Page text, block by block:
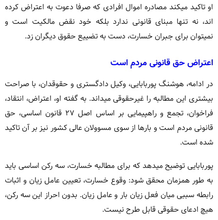
او تاکید میکند مصادره اموال افرادی که صرفا دعوت به اعتراض کرده
اند، نه تنها مبنای قانونی ندارد بلکه خود نقض مالکیت است و
نمیتوان برای جبران خسارت، دست به تضییع حقوق دیگران زد.
اعتراض حق قانونی مردم است
در ادامه، هوشنگ پوربابایی، وکیل دادگستری و حقوقدان، با صراحت
بیشتری این مطالبه را غیرحقوقی میداند. به گفته او، اعتراض، انتقاد،
فراخوان، تجمع و راهپیمایی بر اساس اصل ۲۷ قانون اساسی، حق
قانونی مردم است و بارها از سوی مسوولان عالی کشور نیز بر آن تاکید
شده است.
پوربابایی توضیح میدهد که برای مطالبه خسارت، سه رکن اساسی باید
به طور همزمان محقق شود: وقوع خسارت، تعیین عامل زیان و اثبات
رابطه سببی میان فعل زیان بار و عامل زیان. بدون احراز این سه رکن،
هیچ ادعای حقوقی قابل طرح نیست.